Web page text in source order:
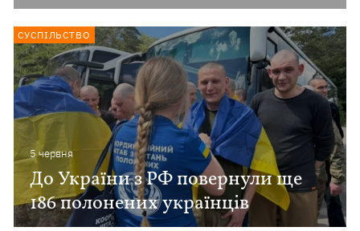
5 червня
До України з РФ повернули ще
186 полонених українців
СУСПІЛЬСТВО